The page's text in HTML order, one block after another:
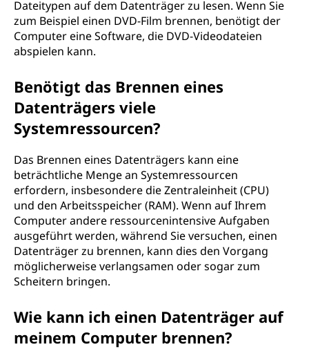
Dateitypen auf dem Datenträger zu lesen. Wenn Sie
zum Beispiel einen DVD-Film brennen, benötigt der
Computer eine Software, die DVD-Videodateien
abspielen kann.
Benötigt das Brennen eines
Datenträgers viele
Systemressourcen?
Das Brennen eines Datenträgers kann eine
beträchtliche Menge an Systemressourcen
erfordern, insbesondere die Zentraleinheit (CPU)
und den Arbeitsspeicher (RAM). Wenn auf Ihrem
Computer andere ressourcenintensive Aufgaben
ausgeführt werden, während Sie versuchen, einen
Datenträger zu brennen, kann dies den Vorgang
möglicherweise verlangsamen oder sogar zum
Scheitern bringen.
Wie kann ich einen Datenträger auf
meinem Computer brennen?